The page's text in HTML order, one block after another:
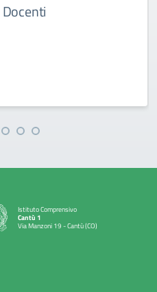
Istituto Comprensivo
Cantù 1
Via Manzoni 19 - Cantù (CO)
— Visita la pagina iniziale della scuola